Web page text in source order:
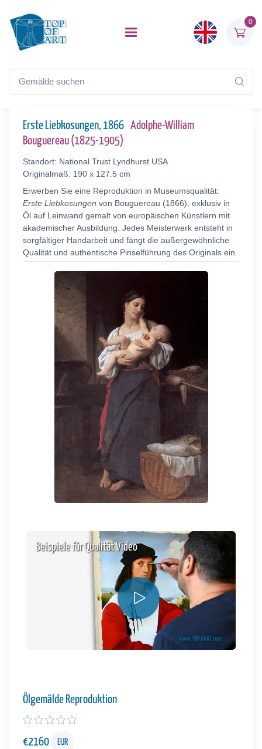
0
Erste Liebkosungen, 1866 Adolphe-William
Bouguereau (1825-1905)
Standort: National Trust Lyndhurst USA
Originalmaß: 190 x 127.5 cm
Erwerben Sie eine Reproduktion in Museumsqualität:
Erste Liebkosungen von Bouguereau (1866), exklusiv in
Öl auf Leinwand gemalt von europäischen Künstlern mit
akademischer Ausbildung. Jedes Meisterwerk entsteht in
sorgfältiger Handarbeit und fängt die außergewöhnliche
Qualität und authentische Pinselführung des Originals ein.
Beispiele für Qualität Video
Ölgemälde Reproduktion
€2160 EUR